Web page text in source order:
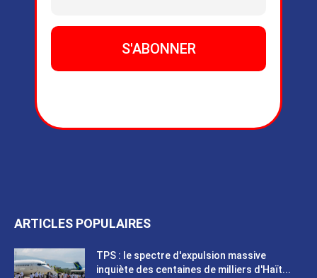
ARTICLES POPULAIRES
TPS : le spectre d'expulsion massive
inquiète des centaines de milliers d'Haït...